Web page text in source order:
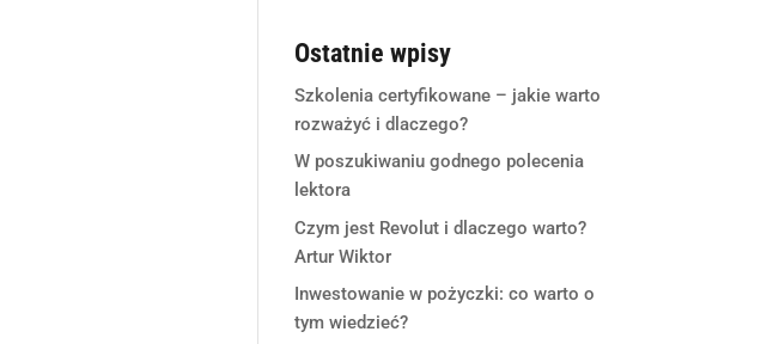
Ostatnie wpisy
Szkolenia certyfikowane – jakie warto
rozważyć i dlaczego?
W poszukiwaniu godnego polecenia
lektora
Czym jest Revolut i dlaczego warto?
Artur Wiktor
Inwestowanie w pożyczki: co warto o
tym wiedzieć?